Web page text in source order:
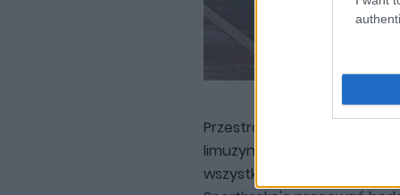
Przestronne kombi
limuzyna. Od 4-drzwiowej
wszystkie) jednostek